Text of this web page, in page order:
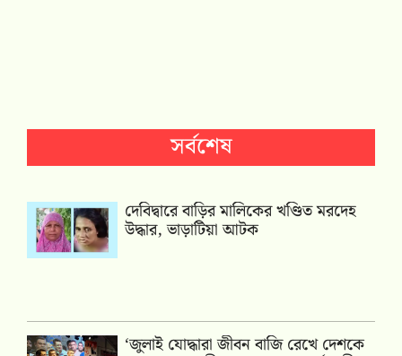
সর্বশেষ
দেবিদ্বারে বাড়ির মালিকের খণ্ডিত মরদেহ
উদ্ধার, ভাড়াটিয়া আটক
‘জুলাই যোদ্ধারা জীবন বাজি রেখে দেশকে